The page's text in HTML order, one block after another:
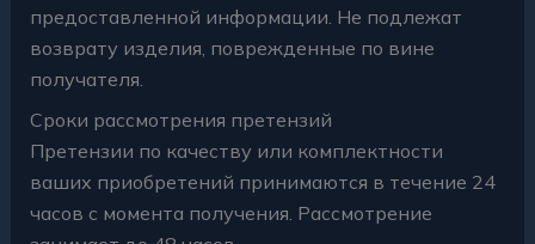
предоставленной информации. Не подлежат
возврату изделия, поврежденные по вине
получателя.
Сроки рассмотрения претензий
Претензии по качеству или комплектности
ваших приобретений принимаются в течение 24
часов с момента получения. Рассмотрение